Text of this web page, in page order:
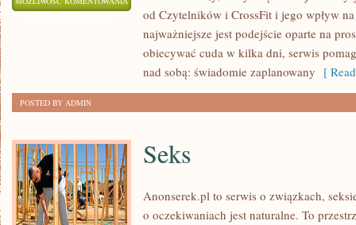
SPORTOWA
od Czytelników i CrossFit i jego wpływ
najważniejsze jest podejście oparte na
obiecywać cuda w kilka dni, serwis
nad sobą: świadomie zaplanowany [
POSTED BY ADMIN
Seks
Anonserek.pl to serwis o związkach,
o oczekiwaniach jest naturalne. To